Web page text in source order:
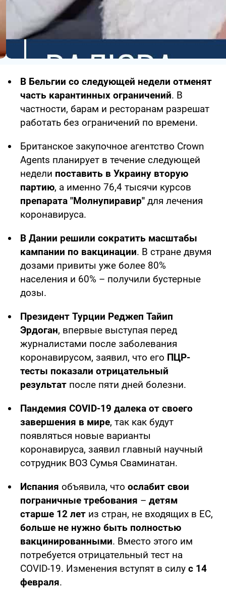
В Бельгии со следующей недели отменят
часть карантинных ограничений. В
частности, барам и ресторанам разрешат
работать без ограничений по времени.
Британское закупочное агентство Crown
Agents планирует в течение следующей
недели поставить в Украину вторую
партию, а именно 76,4 тысячи курсов
препарата "Молнупиравир" для лечения
коронавируса.
В Дании решили сократить масштабы
кампании по вакцинации. В стране двумя
дозами привиты уже более 80%
населения и 60% – получили бустерные
дозы.
Президент Турции Реджеп Тайип
Эрдоган, впервые выступая перед
журналистами после заболевания
коронавирусом, заявил, что его ПЦР-
тесты показали отрицательный
результат после пяти дней болезни.
Пандемия COVID-19 далека от своего
завершения в мире, так как будут
появляться новые варианты
коронавируса, заявил главный научный
сотрудник ВОЗ Сумья Сваминатан.
Испания объявила, что ослабит свои
пограничные требования – детям
старше 12 лет из стран, не входящих в ЕС,
больше не нужно быть полностью
вакцинированными. Вместо этого им
потребуется отрицательный тест на
COVID-19. Изменения вступят в силу с 14
февраля.